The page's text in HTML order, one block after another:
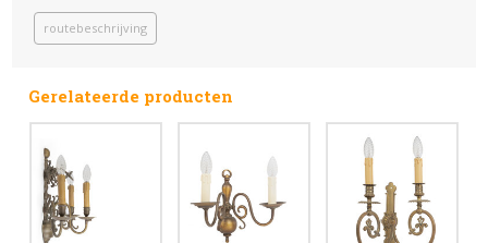
routebeschrijving
Gerelateerde producten